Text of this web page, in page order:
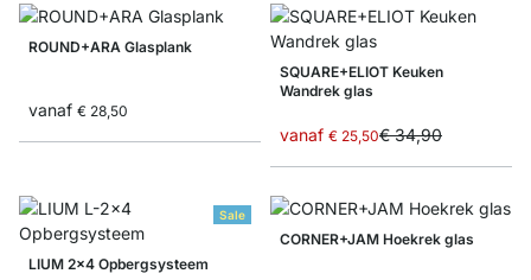
ROUND+ARA Glasplank
vanaf € 28,50
SQUARE+ELIOT Keuken
Wandrek glas
vanaf € 25,50€ 34,90
Sale
LIUM 2x4 Opbergsysteem
CORNER+JAM Hoekrek glas